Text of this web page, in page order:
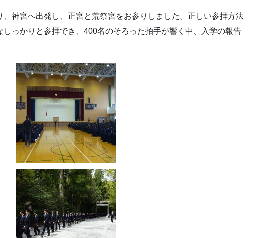
神宮へ出発し、正宮と荒祭宮をお参りしました。正しい参拝方法
しっかりと参拝でき、400名のそろった拍手が響く中、入学の報告